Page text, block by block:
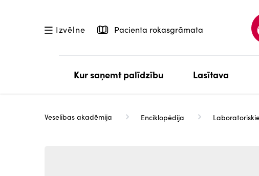
Izvēlne Pacienta rokasgrāmata
Kur saņemt palīdzību Lasītava
Veselības akadēmija Enciklopēdija